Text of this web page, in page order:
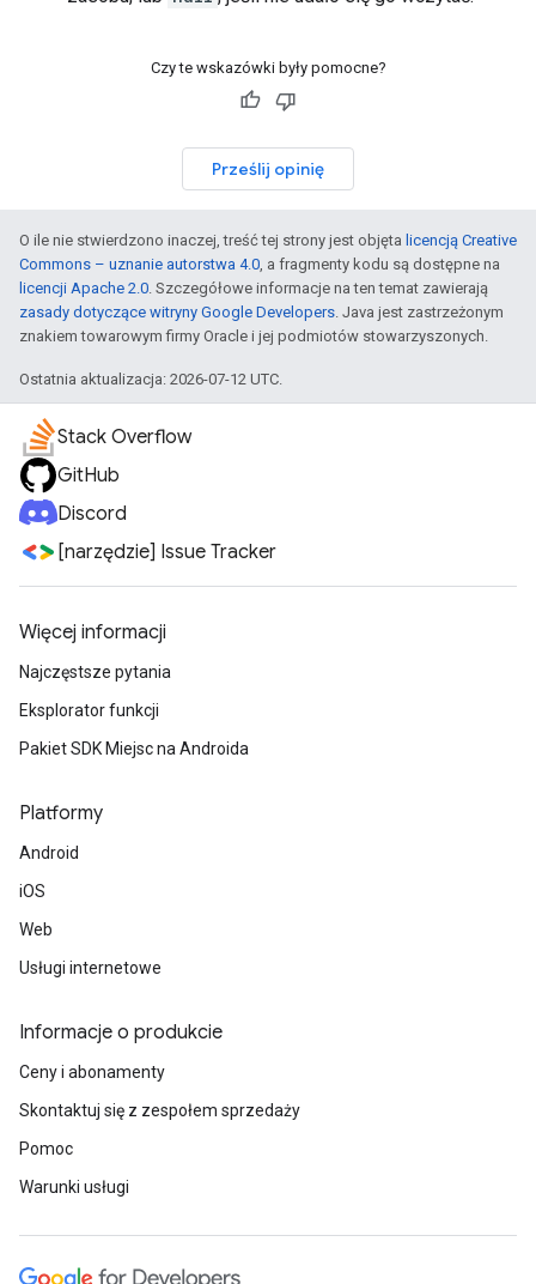
Czy te wskazówki były pomocne?
Prześlij opinię
O ile nie stwierdzono inaczej, treść tej strony jest objęta licencją Creative
Commons – uznanie autorstwa 4.0, a fragmenty kodu są dostępne na
licencji Apache 2.0. Szczegółowe informacje na ten temat zawierają
zasady dotyczące witryny Google Developers. Java jest zastrzeżonym
znakiem towarowym firmy Oracle i jej podmiotów stowarzyszonych.
Ostatnia aktualizacja: 2026-07-12 UTC.
Stack Overflow
GitHub
Discord
[narzędzie] Issue Tracker
Więcej informacji
Najczęstsze pytania
Eksplorator funkcji
Pakiet SDK Miejsc na Androida
Platformy
Android
iOS
Web
Usługi internetowe
Informacje o produkcie
Ceny i abonamenty
Skontaktuj się z zespołem sprzedaży
Pomoc
Warunki usługi